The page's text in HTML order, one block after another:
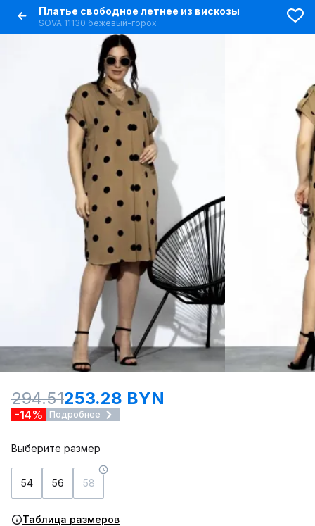
Платье свободное летнее из вискозы
SOVA 11130 бежевый-горох
294.51253.28 BYN
-14% Подробнее
Выберите размер
54 56 58
Таблица размеров